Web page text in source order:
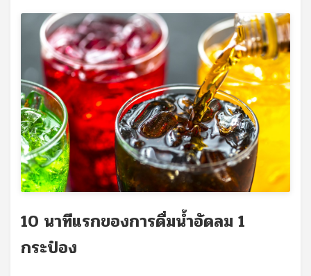
10 นาทีแรกของการดื่มน้ำอัดลม 1
กระป๋อง